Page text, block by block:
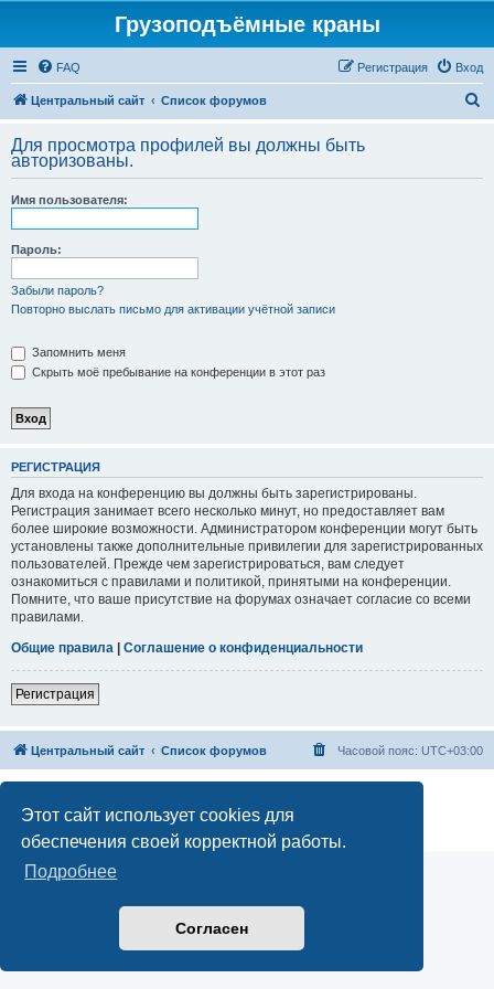
Этот сайт использует cookies для
обеспечения своей корректной работы.
Подробнее
Согласен
Грузоподъёмные краны
FAQ Вход
Регистрация
Центральный сайт Список форумов
с
Для просмотра профилей вы должны быть
авторизованы.
Имя пользователя:
Пароль:
Забыли пароль?
Повторно выслать письмо для активации учётной записи
Запомнить меня
Скрыть моё пребывание на конференции в этот раз
РЕГИСТРАЦИЯ
Для входа на конференцию вы должны быть зарегистрированы.
Регистрация занимает всего несколько минут, но предоставляет вам
более широкие возможности. Администратором конференции могут быть
установлены также дополнительные привилегии для зарегистрированных
пользователей. Прежде чем зарегистрироваться, вам следует
ознакомиться с правилами и политикой, принятыми на конференции.
Помните, что ваше присутствие на форумах означает согласие со всеми
правилами.
Общие правила | Соглашение о конфиденциальности
Регистрация
Центральный сайт Список форумов Часовой пояс: UTC+03:00
Русская поддержка phpBB